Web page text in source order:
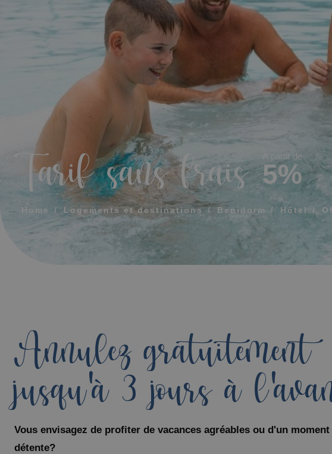
TÉLÉPHONE
HEURE PRÉFÉRÉE POUR QUE
J'accepte les termes et
Tarif sans frais À partir de
5%
Home Logements et destinations Benidorm Hôtel
Annulez gratuitement
jusqu'à 3 jours à
Vous envisagez de profiter de vacances agréables ou d'un moment
détente?